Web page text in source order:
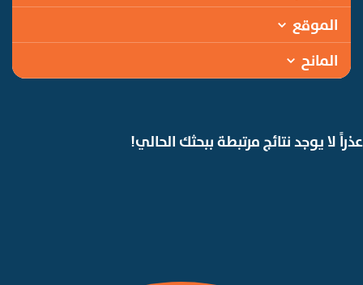
الموقع
المانح
عذراً لا يوجد نتائج مرتبطة ببحثك الحالي!